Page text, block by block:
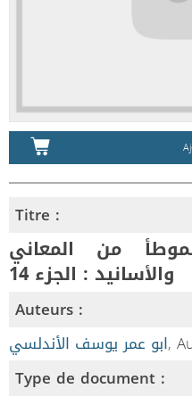
Titre :
من المعاني
والأسانيد : الجزء 14
Auteurs :
ابو عمر يوسف الأندلسي,
Type de document :